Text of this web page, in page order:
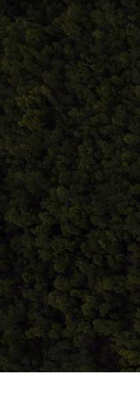
Comandă, plată,
Întreținere produse
Home Despre noi